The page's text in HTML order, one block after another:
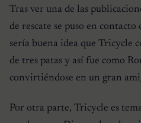
Tras ver una de las
de rescate se puso en
sería buena idea que
de tres patas y así fue como
convirtiéndose en un gran
Por otra parte, Tricycle es